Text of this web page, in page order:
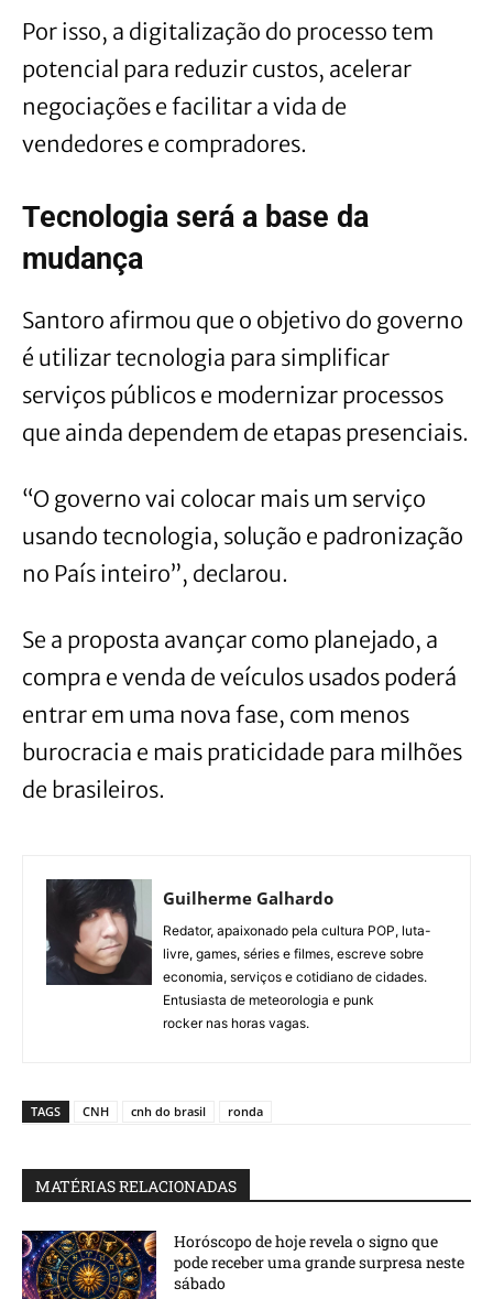
Por isso, a digitalização do processo tem
potencial para reduzir custos, acelerar
negociações e facilitar a vida de
vendedores e compradores.
Tecnologia será a base da
mudança
Santoro afirmou que o objetivo do governo
é utilizar tecnologia para simplificar
serviços públicos e modernizar processos
que ainda dependem de etapas presenciais.
“O governo vai colocar mais um serviço
usando tecnologia, solução e padronização
no País inteiro”, declarou.
Se a proposta avançar como planejado, a
compra e venda de veículos usados poderá
entrar em uma nova fase, com menos
burocracia e mais praticidade para milhões
de brasileiros.
Guilherme Galhardo
Redator, apaixonado pela cultura POP, luta-
livre, games, séries e filmes, escreve sobre
economia, serviços e cotidiano de cidades.
Entusiasta de meteorologia e punk
rocker nas horas vagas.
TAGS CNH cnh do brasil ronda
MATÉRIAS RELACIONADAS
Horóscopo de hoje revela o signo que
pode receber uma grande surpresa neste
sábado